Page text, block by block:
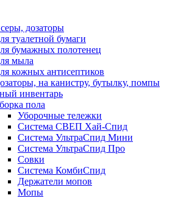
дозаторы
туалетной бумаги
бумажных полотенец
мыла
кожных антисептиков
на канистру, бутылку, помпы
инвентарь
пола
Уборочные тележки
Система СВЕП Хай-Спид
Система УльтраСпид Мини
Система УльтраСпид Про
Совки
Система КомбиСпид
Держатели мопов
Мопы